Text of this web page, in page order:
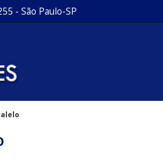
- São Paulo-SP